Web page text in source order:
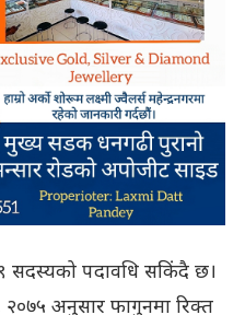
सदस्यको पदावधि सकिंदै छ।
२०७५ अनुसार फागुनमा रिक्त